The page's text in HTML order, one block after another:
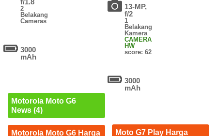
f/1.8
2
Belakang
Cameras
3000
mAh
Motorola Moto G6
News (4)
Motorola Moto G6 Harga
13-MP,
f/2
1
Belakang
Kamera
CAMERA
HW
score: 62
3000
mAh
Moto G7 Play Harga